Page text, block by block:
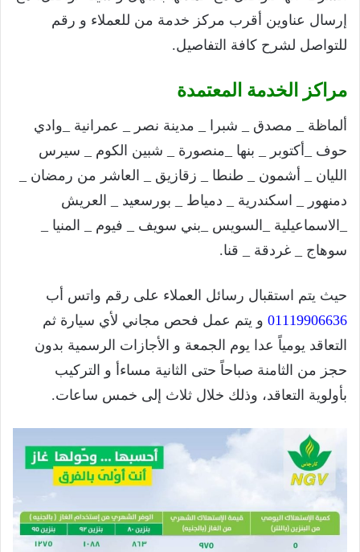
إرسال عناوين أقرب مركز خدمة من للعملاء و رقم
للتواصل لشرح كافة التفاصيل.
مراكز الخدمة المعتمدة
ألماظة _ مصدق _ شبرا _ مدينة نصر _ عمرانية _وادي
حوف _أكتوبر _ بنها _منصورة _ شبين الكوم _ سيرس
الليان _ أشمون _ طنطا _ زقازيق _ العاشر من رمضان _
دمنهور _ اسكندرية _ دمياط _ بورسعيد _ العريش
_الاسماعيلية _السويس _بني سويف _ فيوم _ المنيا _
سوهاج _ غردقة _ قنا.
حيث يتم استقبال رسائل العملاء على رقم واتس أب
01119906636 و يتم عمل فحص مجاني لأي سيارة ثم
التعاقد يومياً عدا يوم الجمعة و الأجازات الرسمية بدون
حجز من الثامنة صباحاً حتى الثانية مساءأ و التركيب
بأولوية التعاقد، وذلك خلال ثلاث إلى خمس ساعات.